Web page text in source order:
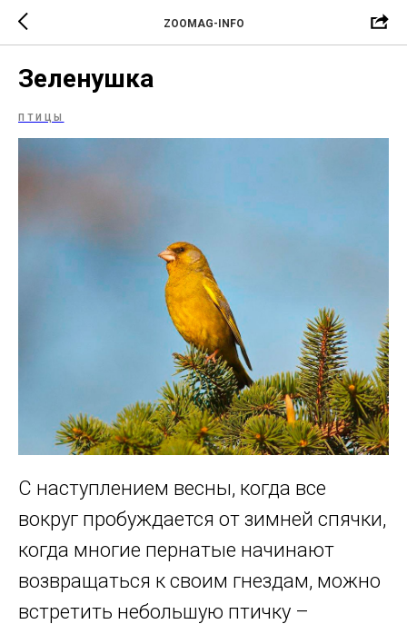
ZOOMAG-INFO
Зеленушка
ПТИЦЫ
С наступлением весны, когда все
вокруг пробуждается от зимней спячки,
когда многие пернатые начинают
возвращаться к своим гнездам, можно
встретить небольшую птичку –